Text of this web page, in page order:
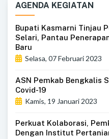
AGENDA KEGIATAN
Bupati Kasmarni Tinjau
Selari, Pantau
Baru
Selasa, 07 Februari 2023
ASN Pemkab Bengkalis
Covid-19
Kamis, 19 Januari 2023
Perkuat Kolaborasi,
Dengan Institut